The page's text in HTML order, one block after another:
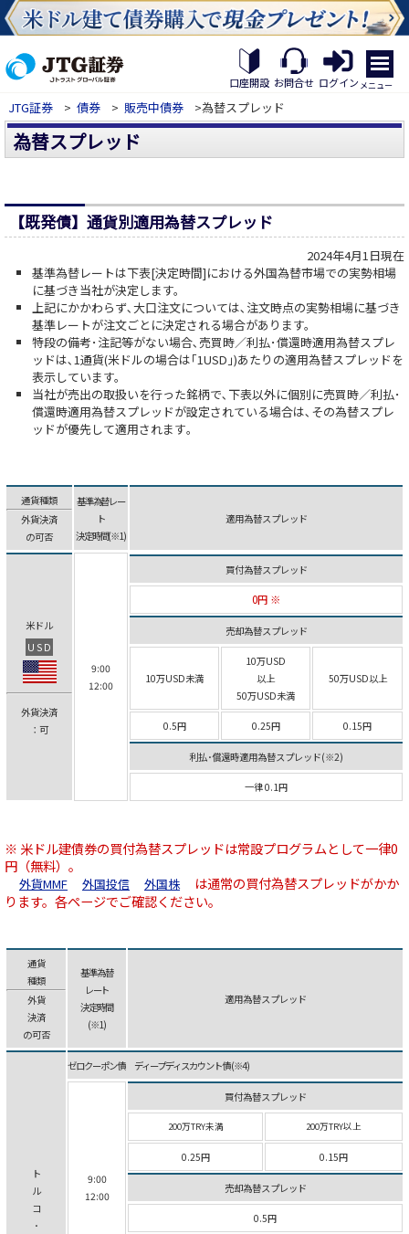
口座開設 お問合せ ログイン
繝｡
繝
九
繝
繧
�
メニュー
JTG証券 > 債券 > 販売中債券 >為替スプレッド
為替スプレッド
【既発債】通貨別適用為替スプレッド
2024年4月1日現在
基準為替レートは下表[決定時間]における外国為替市場での実勢相場
に基づき当社が決定します。
上記にかかわらず､大口注文については､注文時点の実勢相場に基づき
基準レートが注文ごとに決定される場合があります。
特段の備考･注記等がない場合､売買時／利払･償還時適用為替スプレ
ッドは､1通貨(米ドルの場合は｢1USD｣)あたりの適用為替スプレッドを
表示しています。
当社が売出の取扱いを行った銘柄で､下表以外に個別に売買時／利払･
償還時適用為替スプレッドが設定されている場合は､その為替スプレ
ッドが優先して適用されます｡
通貨種類
外貨決済
の可否
基準為替レー
ト
決定時間(※1)
適用為替スプレッド
米ドル
USD
外貨決済
：可
9:00
12:00
買付為替スプレッド
0円 ※
売却為替スプレッド
10万USD未満
10万USD
以上
50万USD未満
50万USD以上
0.5円 0.25円 0.15円
利払･償還時適用為替スプレッド(※2)
一律 0.1円
※ 米ドル建債券の買付為替スプレッドは常設プログラムとして一律0
円（無料）。
外貨MMF 外国投信 外国株
は通常の買付為替スプレッドがかか
ります。各ページでご確認ください。
通貨
種類
外貨
決済
の可否
基準為替
レート
決定時間
(※1)
適用為替スプレッド
ト
ル
コ
･
ゼロクーポン債 ディープ ディスカウント債 (※4)
9:00
12:00
買付為替スプレッド
200万TRY未満 200万TRY以上
0.25円 0.15円
売却為替スプレッド
0.5円